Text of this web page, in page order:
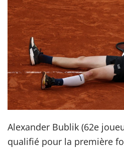
Alexander Bublik (62e
qualifié pour la première